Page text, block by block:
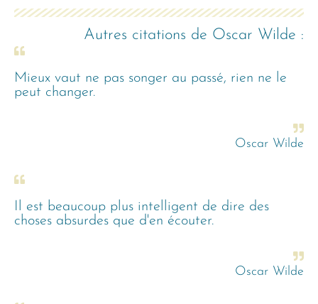
Autres citations de Oscar Wilde :
Mieux vaut ne pas songer au passé, rien ne le
peut changer.
Oscar Wilde
Il est beaucoup plus intelligent de dire des
choses absurdes que d'en écouter.
Oscar Wilde